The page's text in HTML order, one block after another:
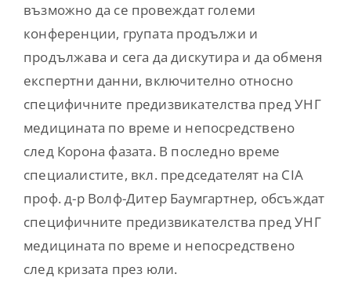
възможно да се провеждат големи
конференции, групата продължи и
продължава и сега да дискутира и да обменя
експертни данни, включително относно
специфичните предизвикателства пред УНГ
медицината по време и непосредствено
след Корона фазата. В последно време
специалистите, вкл. председателят на CIA
проф. д-р Волф-Дитер Баумгартнер, обсъждат
специфичните предизвикателства пред УНГ
медицината по време и непосредствено
след кризата през юли.